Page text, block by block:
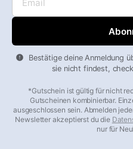
Bestätige deine Anmeldung
sie nicht findest,
*Gutschein ist gültig für nicht
Gutscheinen kombinierbar.
ausgeschlossen sein. Abmelden
Newsletter akzeptierst du die
nur für